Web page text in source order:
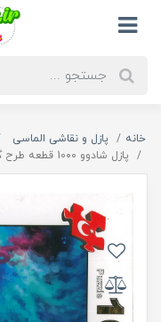
خانه پازل و نقاشی الماسی
پازل شادوو 1000 قطعه طرح گرگ کهکشانی